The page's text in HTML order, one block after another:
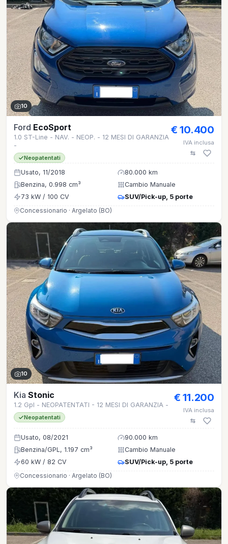
10
Ford EcoSport
1.0 ST-Line - NAV. - NEOP. - 12 MESI DI GARANZIA
-
Neopatentati
€ 10.400
IVA inclusa
Usato, 11/2018
80.000 km
Benzina, 0.998 cm³
Cambio Manuale
73 kW / 100 CV
SUV/Pick-up, 5 porte
Concessionario · Argelato (BO)
10
Kia Stonic
1.2 Gpl - NEOPATENTATI - 12 MESI DI GARANZIA -
Neopatentati
€ 11.200
IVA inclusa
Usato, 08/2021
90.000 km
Benzina/GPL, 1.197 cm³
Cambio Manuale
60 kW / 82 CV
SUV/Pick-up, 5 porte
Concessionario · Argelato (BO)